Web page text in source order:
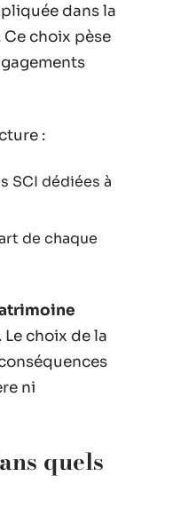
dans la
choix pèse
:
SCI dédiées à
de chaque
choix de la
ni
quels